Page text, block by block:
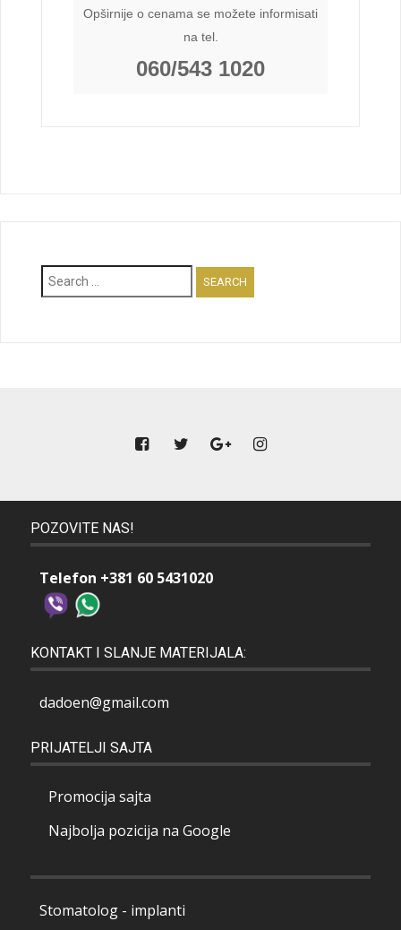
Opširnije o cenama se možete informisati
na tel.
060/543 1020
Search
for:
POZOVITE NAS!
Telefon +381 60 5431020
KONTAKT I SLANJE MATERIJALA:
dadoen@gmail.com
PRIJATELJI SAJTA
Promocija sajta
Najbolja pozicija na Google
Stomatolog - implanti